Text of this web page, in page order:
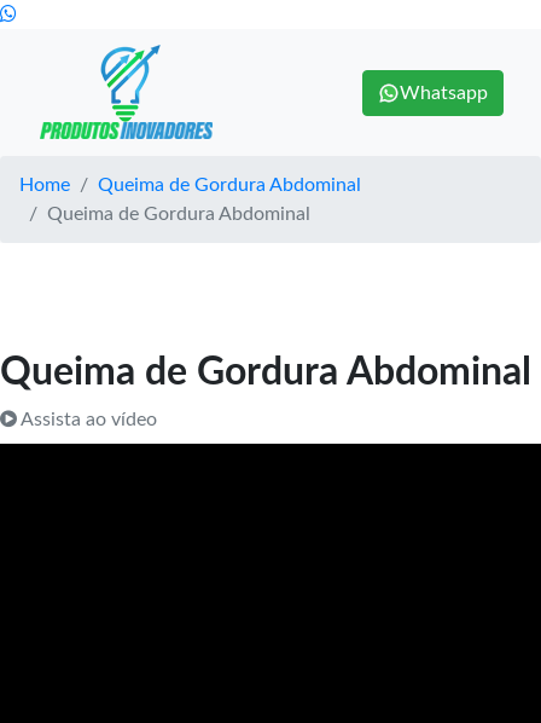
Whatsapp
Home
Queima de Gordura Abdominal
Queima de Gordura Abdominal
Queima de Gordura Abdominal
Assista ao vídeo